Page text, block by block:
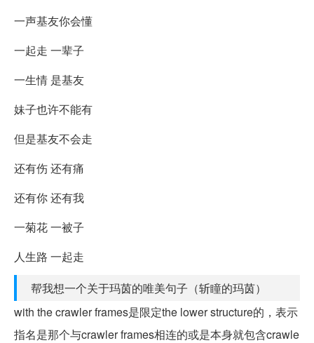
一声基友你会懂
一起走 一辈子
一生情 是基友
妹子也许不能有
但是基友不会走
还有伤 还有痛
还有你 还有我
一菊花 一被子
人生路 一起走
帮我想一个关于玛茵的唯美句子（斩瞳的玛茵）
with the crawler frames是限定the lower structure的，表示
指名是那个与crawler frames相连的或是本身就包含crawle